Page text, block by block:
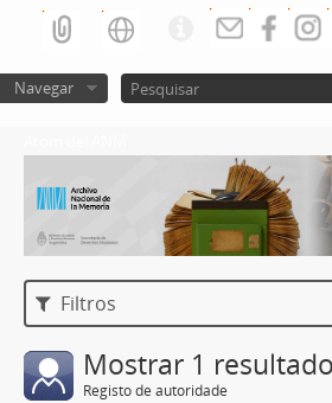
Navegar
Filtros
Mostrar 1
Registo de autoridade